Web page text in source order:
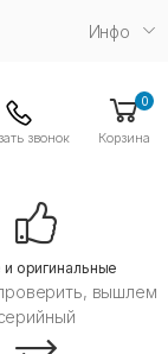
Инфо
звонок
0
Корзина
оригинальные
вышлем